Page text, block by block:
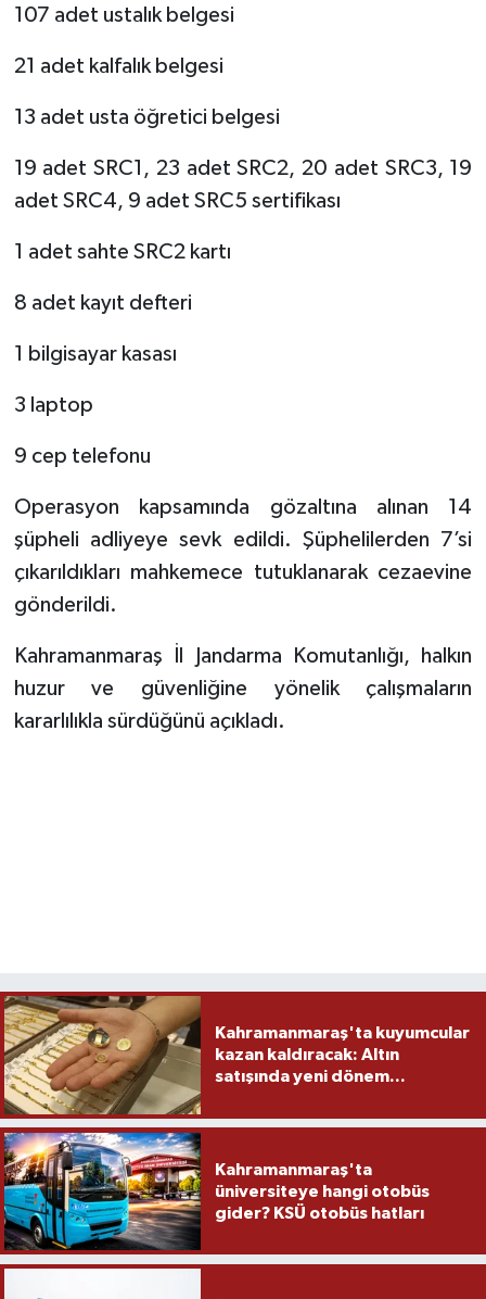
107 adet ustalık belgesi
21 adet kalfalık belgesi
13 adet usta öğretici belgesi
19 adet SRC1, 23 adet SRC2, 20 adet SRC3, 19
adet SRC4, 9 adet SRC5 sertifikası
1 adet sahte SRC2 kartı
8 adet kayıt defteri
1 bilgisayar kasası
3 laptop
9 cep telefonu
Operasyon kapsamında gözaltına alınan 14
şüpheli adliyeye sevk edildi. Şüphelilerden 7’si
çıkarıldıkları mahkemece tutuklanarak cezaevine
gönderildi.
Kahramanmaraş İl Jandarma Komutanlığı, halkın
huzur ve güvenliğine yönelik çalışmaların
kararlılıkla sürdüğünü açıkladı.
Kahramanmaraş'ta kuyumcular
kazan kaldıracak: Altın
satışında yeni dönem...
Kahramanmaraş'ta
üniversiteye hangi otobüs
gider? KSÜ otobüs hatları